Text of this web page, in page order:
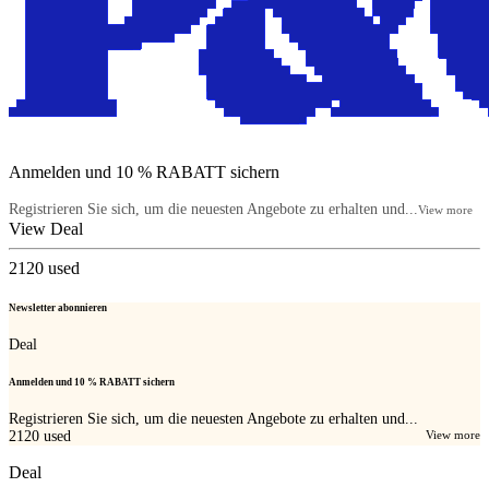
Anmelden und 10 % RABATT sichern
Registrieren Sie sich, um die neuesten Angebote zu erhalten und...View more
View Deal
2120 used
Newsletter abonnieren
Deal
Anmelden und 10 % RABATT sichern
Registrieren Sie sich, um die neuesten Angebote zu erhalten und...
View more
2120 used
Deal